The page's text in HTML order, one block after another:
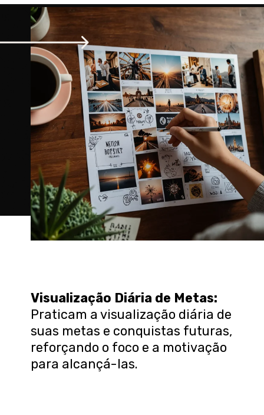
Visualização Diária de Metas:
Praticam a visualização diária de
suas metas e conquistas futuras,
reforçando o foco e a motivação
para alcançá-las.